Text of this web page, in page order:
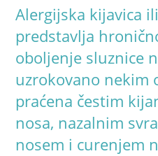
Alergijska kijavica
predstavlja
oboljenje sluznice
uzrokovano nekim
praćena čestim
nosa, nazalnim
nosem i curenjem